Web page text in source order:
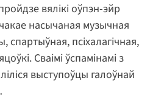
вялікі оўпэн-эйр
насычаная музычная
спартыўная, псіхалагічная,
Сваімі ўспамінамі з
выступоўцы галоўнай